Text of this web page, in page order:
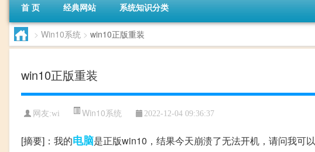
首 页 经典网站 系统知识分类
> Win10系统 > win10正版重装
win10正版重装
网友:wi Win10系统 2022-12-04 09:36:37
[摘要]：我的电脑是正版win10，结果今天崩溃了无法开机，请问我可以